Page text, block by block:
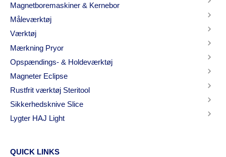
Magnetboremaskiner & Kernebor
Måleværktøj
Værktøj
Mærkning Pryor
Opspændings- & Holdeværktøj
Magneter Eclipse
Rustfrit værktøj Steritool
Sikkerhedsknive Slice
Lygter HAJ Light
QUICK LINKS